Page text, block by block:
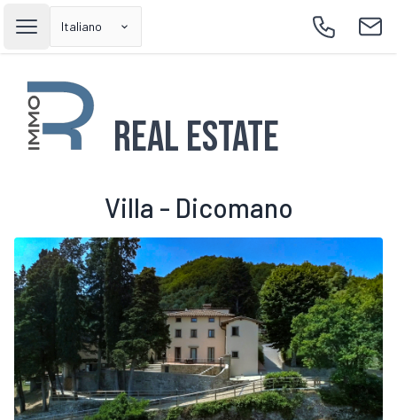
Open main menu
Italiano
Call
Real Estate
Villa - Dicomano